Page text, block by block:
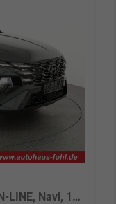
N Line Mild-Hybrid 2WD 1.6 T-GDI DCT N-LINE, Navi, 19-Zoll, Teilleder